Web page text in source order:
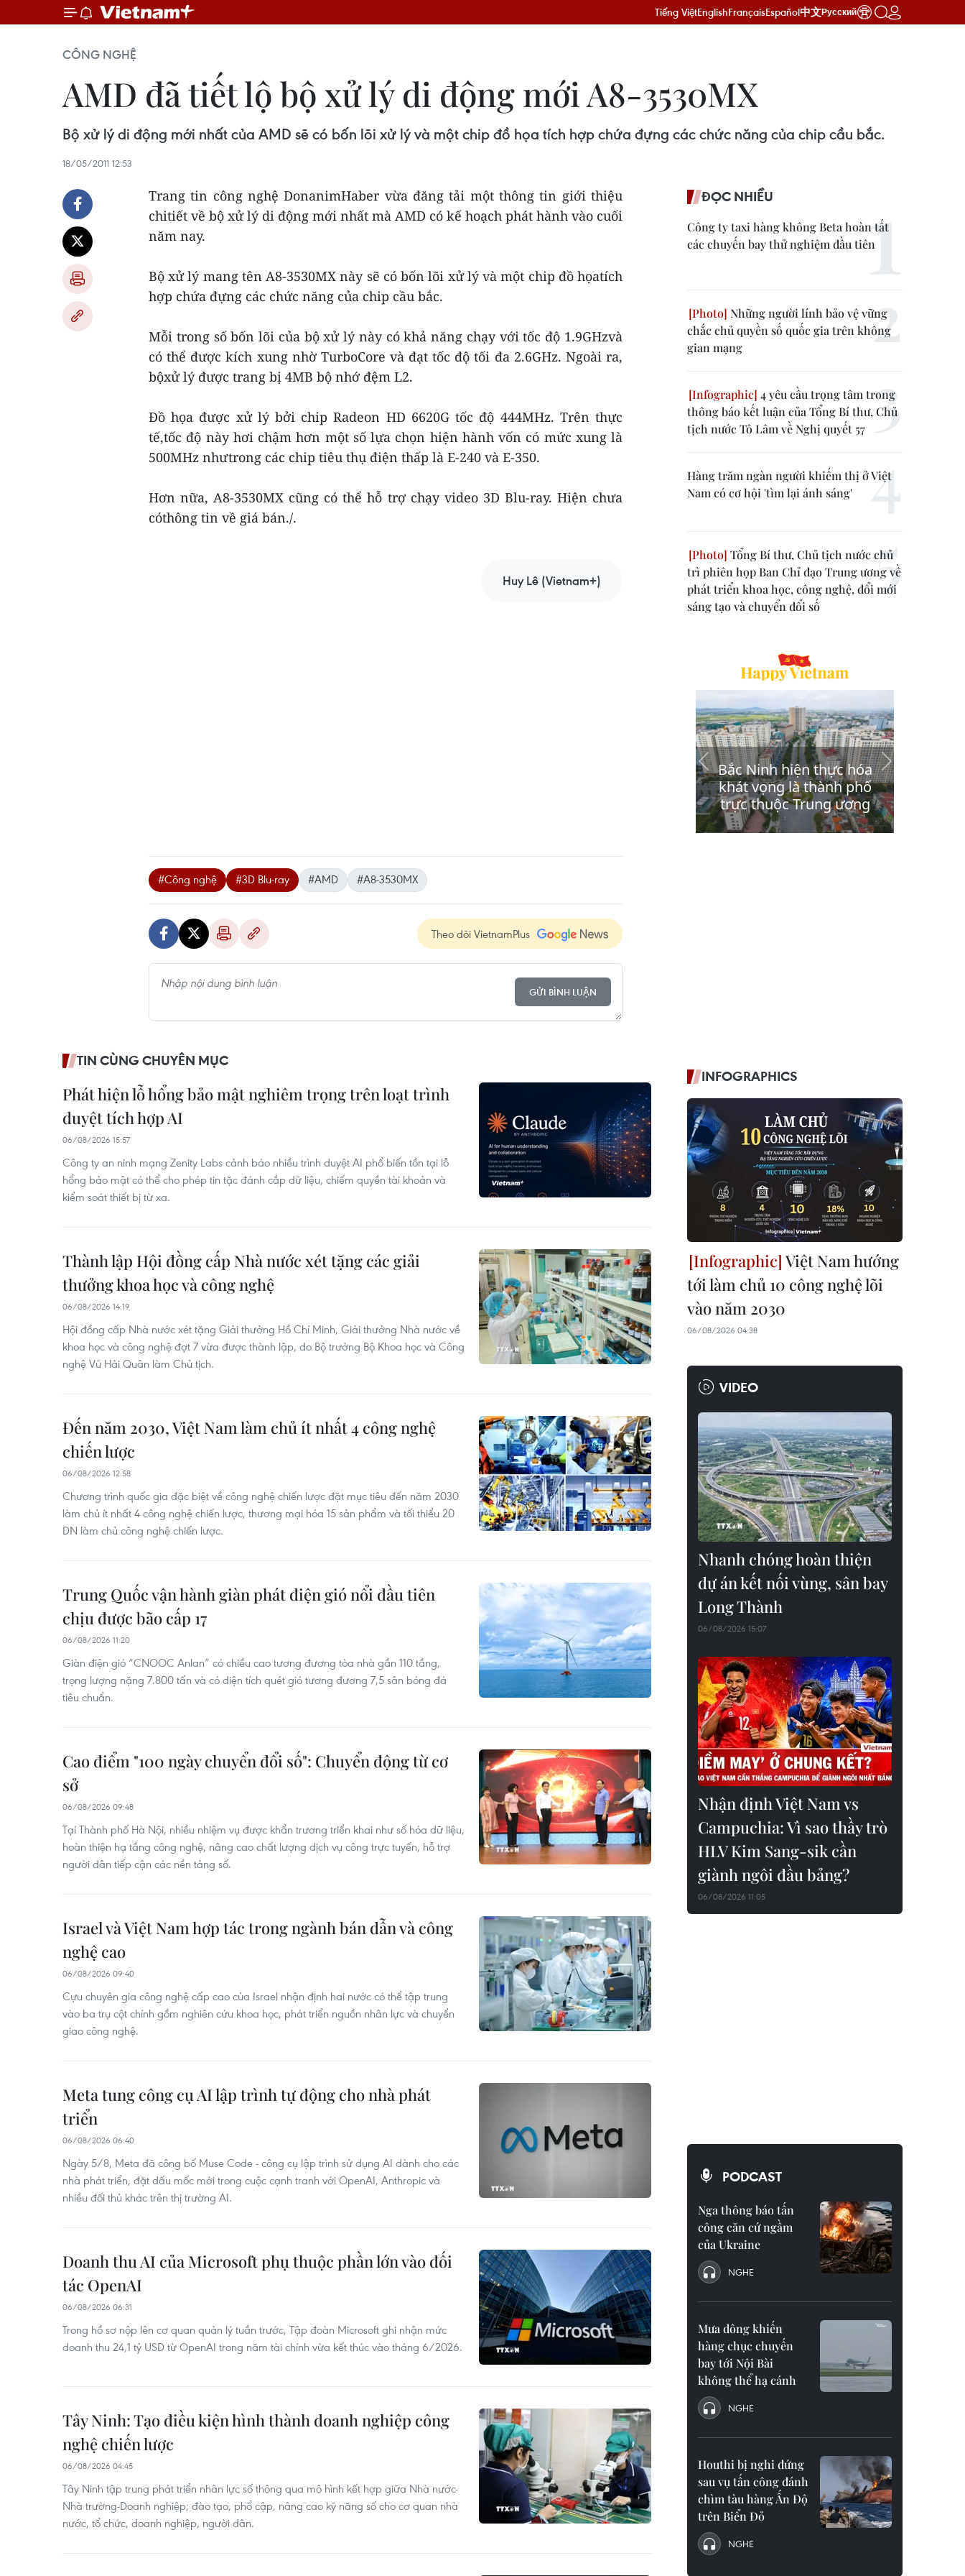
Tiếng ViệtEnglishFrançaisEspañol中文Русский
CÔNG NGHỆ
AMD đã tiết lộ bộ xử lý di động mới A8-3530MX
Bộ xử lý di động mới nhất của AMD sẽ có bốn lõi xử lý và một chip đồ họa tích hợp chứa đựng các chức năng của chip cầu bắc.
18/05/2011 12:53
Trang tin công nghệ DonanimHaber vừa đăng tải một thông tin giới thiệu
chitiết về bộ xử lý di động mới nhất mà AMD có kế hoạch phát hành vào cuối
năm nay.
Bộ xử lý mang tên A8-3530MX này sẽ có bốn lõi xử lý và một chip đồ họatích
hợp chứa đựng các chức năng của chip cầu bắc.
Mỗi trong số bốn lõi của bộ xử lý này có khả năng chạy với tốc độ 1.9GHzvà
có thể được kích xung nhờ TurboCore và đạt tốc độ tối đa 2.6GHz. Ngoài ra,
bộxử lý được trang bị 4MB bộ nhớ đệm L2.
Đồ họa được xử lý bởi chip Radeon HD 6620G tốc độ 444MHz. Trên thực
tế,tốc độ này hơi chậm hơn một số lựa chọn hiện hành vốn có mức xung là
500MHz nhưtrong các chip tiêu thụ điện thấp là E-240 và E-350.
Hơn nữa, A8-3530MX cũng có thể hỗ trợ chạy video 3D Blu-ray. Hiện chưa
cóthông tin về giá bán./.
Huy Lê (Vietnam+)
#Công nghệ #3D Blu-ray #AMD #A8-3530MX
Theo dõi VietnamPlus
GỬI BÌNH LUẬN
TIN CÙNG CHUYÊN MỤC
Phát hiện lỗ hổng bảo mật nghiêm trọng trên loạt trình
duyệt tích hợp AI
06/08/2026 15:57
Công ty an ninh mạng Zenity Labs cảnh báo nhiều trình duyệt AI phổ biến tồn tại lỗ
hổng bảo mật có thể cho phép tin tặc đánh cắp dữ liệu, chiếm quyền tài khoản và
kiểm soát thiết bị từ xa.
Thành lập Hội đồng cấp Nhà nước xét tặng các giải
thưởng khoa học và công nghệ
06/08/2026 14:19
Hội đồng cấp Nhà nước xét tặng Giải thưởng Hồ Chí Minh, Giải thưởng Nhà nước về
khoa học và công nghệ đợt 7 vừa được thành lập, do Bộ trưởng Bộ Khoa học và Công
nghệ Vũ Hải Quân làm Chủ tịch.
Đến năm 2030, Việt Nam làm chủ ít nhất 4 công nghệ
chiến lược
06/08/2026 12:58
Chương trình quốc gia đặc biệt về công nghệ chiến lược đặt mục tiêu đến năm 2030
làm chủ ít nhất 4 công nghệ chiến lược, thương mại hóa 15 sản phẩm và tối thiểu 20
DN làm chủ công nghệ chiến lược.
Trung Quốc vận hành giàn phát điện gió nổi đầu tiên
chịu được bão cấp 17
06/08/2026 11:20
Giàn điện gió “CNOOC Anlan” có chiều cao tương đương tòa nhà gần 110 tầng,
trọng lượng nặng 7.800 tấn và có diện tích quét gió tương đương 7,5 sân bóng đá
tiêu chuẩn.
Cao điểm "100 ngày chuyển đổi số": Chuyển động từ cơ
sở
06/08/2026 09:48
Tại Thành phố Hà Nội, nhiều nhiệm vụ được khẩn trương triển khai như số hóa dữ liệu,
hoàn thiện hạ tầng công nghệ, nâng cao chất lượng dịch vụ công trực tuyến, hỗ trợ
người dân tiếp cận các nền tảng số.
Israel và Việt Nam hợp tác trong ngành bán dẫn và công
nghệ cao
06/08/2026 09:40
Cựu chuyên gia công nghệ cấp cao của Israel nhận định hai nước có thể tập trung
vào ba trụ cột chính gồm nghiên cứu khoa học, phát triển nguồn nhân lực và chuyển
giao công nghệ.
Meta tung công cụ AI lập trình tự động cho nhà phát
triển
06/08/2026 06:40
Ngày 5/8, Meta đã công bố Muse Code - công cụ lập trình sử dụng AI dành cho các
nhà phát triển, đặt dấu mốc mới trong cuộc cạnh tranh với OpenAI, Anthropic và
nhiều đối thủ khác trên thị trường AI.
Doanh thu AI của Microsoft phụ thuộc phần lớn vào đối
tác OpenAI
06/08/2026 06:31
Trong hồ sơ nộp lên cơ quan quản lý tuần trước, Tập đoàn Microsoft ghi nhận mức
doanh thu 24,1 tỷ USD từ OpenAI trong năm tài chính vừa kết thúc vào tháng 6/2026.
Tây Ninh: Tạo điều kiện hình thành doanh nghiệp công
nghệ chiến lược
06/08/2026 04:45
Tây Ninh tập trung phát triển nhân lực số thông qua mô hình kết hợp giữa Nhà nước-
Nhà trường-Doanh nghiệp; đào tạo, phổ cập, nâng cao kỹ năng số cho cơ quan nhà
nước, tổ chức, doanh nghiệp, người dân.
ĐỌC NHIỀU
Công ty taxi hàng không Beta hoàn tất
các chuyến bay thử nghiệm đầu tiên
Những người lính bảo vệ vững
chắc chủ quyền số quốc gia trên không
gian mạng
4 yêu cầu trọng tâm trong
thông báo kết luận của Tổng Bí thư, Chủ
tịch nước Tô Lâm về Nghị quyết 57
Hàng trăm ngàn người khiếm thị ở Việt
Nam có cơ hội 'tìm lại ánh sáng'
Tổng Bí thư, Chủ tịch nước chủ
trì phiên họp Ban Chỉ đạo Trung ương về
phát triển khoa học, công nghệ, đổi mới
sáng tạo và chuyển đổi số
INFOGRAPHICS
Việt Nam hướng
tới làm chủ 10 công nghệ lõi
vào năm 2030
06/08/2026 04:38
VIDEO
Nhanh chóng hoàn thiện
dự án kết nối vùng, sân bay
Long Thành
06/08/2026 15:07
Nhận định Việt Nam vs
Campuchia: Vì sao thầy trò
HLV Kim Sang-sik cần
giành ngôi đầu bảng?
06/08/2026 11:05
PODCAST
Nga thông báo tấn
công căn cứ ngầm
của Ukraine
NGHE
Mưa dông khiến
hàng chục chuyến
bay tới Nội Bài
không thể hạ cánh
NGHE
Houthi bị nghi đứng
sau vụ tấn công đánh
chìm tàu hàng Ấn Độ
trên Biển Đỏ
NGHE